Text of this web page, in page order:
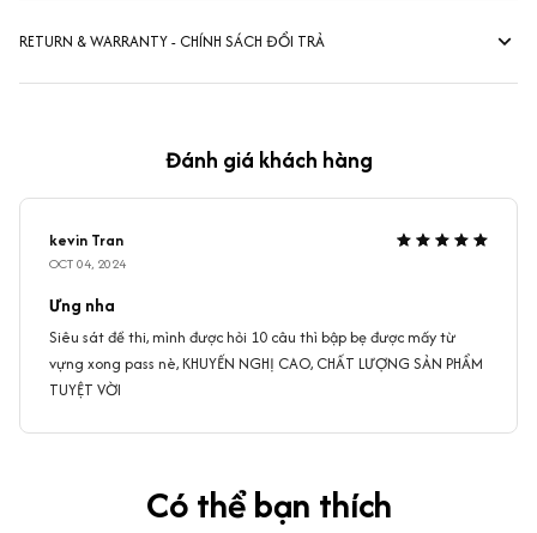
RETURN & WARRANTY - CHÍNH SÁCH ĐỔI TRẢ
Đánh giá khách hàng
kevin Tran
OCT 04, 2024
Ưng nha
Siêu sát đề thi, mình được hỏi 10 câu thì bập bẹ được mấy từ
vựng xong pass nè, KHUYẾN NGHỊ CAO, CHẤT LƯỢNG SẢN PHẨM
TUYỆT VỜI
Có thể bạn thích